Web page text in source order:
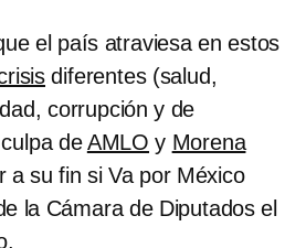
el país atraviesa en estos
diferentes (salud,
corrupción y de
deAMLO y Morena
a su fin si Va por México
la Cámara de Diputados el